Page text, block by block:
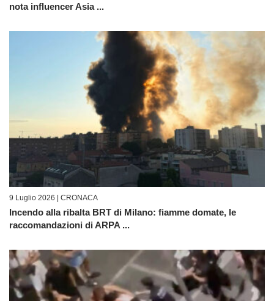
nota influencer Asia ...
9 Luglio 2026 | CRONACA
Incendo alla ribalta BRT di Milano: fiamme domate, le
raccomandazioni di ARPA ...